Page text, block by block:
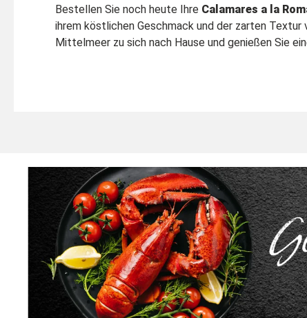
Bestellen Sie noch heute Ihre Calamares a la
ihrem köstlichen Geschmack und der zarten Textur
Mittelmeer zu sich nach Hause und genießen Sie